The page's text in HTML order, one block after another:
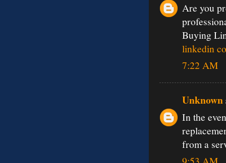
Are you
Buying
linkedin
7:22 AM
Unknown
In the
from a